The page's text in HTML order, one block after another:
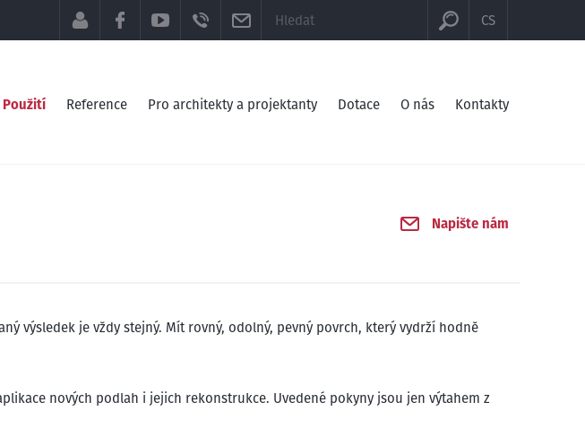
CS
TELEFON E-MAIL
KLIENTSKÁ SEKCE
FACEBOOKYOUTUBE
Použití Reference Pro architekty a projektanty Dotace O nás Kontakty
Napište nám
výsledek je vždy stejný. Mít rovný, odolný, pevný povrch, který vydrží hodně
nových podlah i jejich rekonstrukce. Uvedené pokyny jsou jen výtahem z